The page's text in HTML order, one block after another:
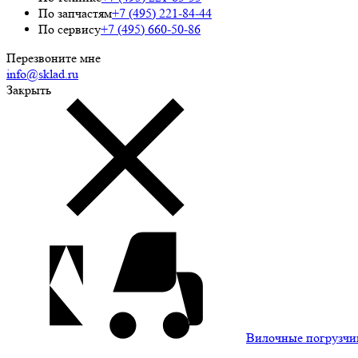
По запчастям+7 (495) 221-84-44
По сервису+7 (495) 660-50-86
Перезвоните мне
info@sklad.ru
Закрыть
Вилочные